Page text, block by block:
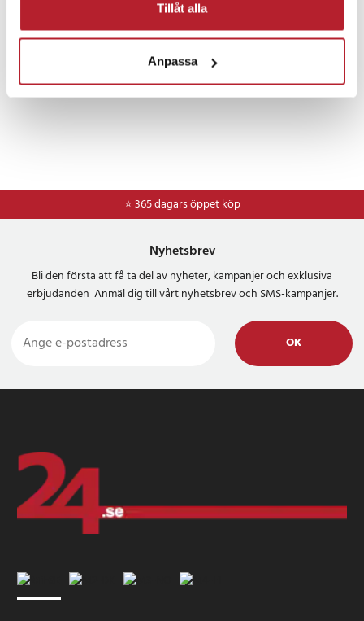
Tillåt alla
Anpassa
⭐ 365 dagars öppet köp
Nyhetsbrev
Bli den första att få ta del av nyheter, kampanjer och exklusiva
erbjudanden Anmäl dig till vårt nyhetsbrev och SMS-kampanjer.
OK